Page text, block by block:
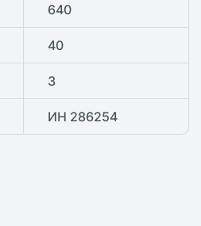
640
40
3
ИН 286254